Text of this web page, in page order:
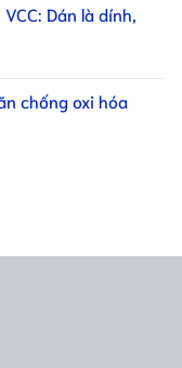
Dán là dính,
chống oxi hóa